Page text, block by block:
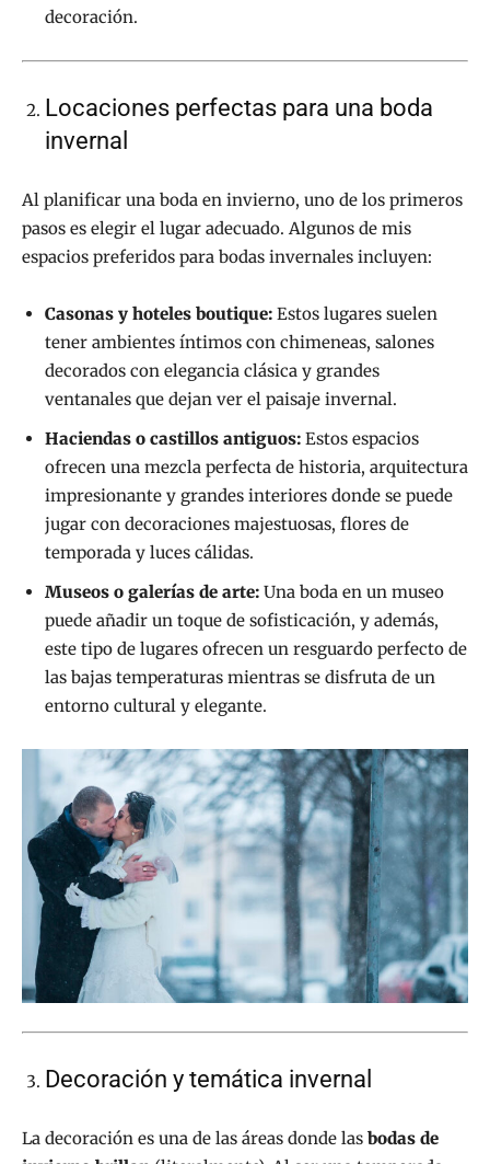
decoración.
Locaciones perfectas para una boda
invernal
Al planificar una boda en invierno, uno de los primeros
pasos es elegir el lugar adecuado. Algunos de mis
espacios preferidos para bodas invernales incluyen:
Casonas y hoteles boutique: Estos lugares suelen
tener ambientes íntimos con chimeneas, salones
decorados con elegancia clásica y grandes
ventanales que dejan ver el paisaje invernal.
Haciendas o castillos antiguos: Estos espacios
ofrecen una mezcla perfecta de historia, arquitectura
impresionante y grandes interiores donde se puede
jugar con decoraciones majestuosas, flores de
temporada y luces cálidas.
Museos o galerías de arte: Una boda en un museo
puede añadir un toque de sofisticación, y además,
este tipo de lugares ofrecen un resguardo perfecto de
las bajas temperaturas mientras se disfruta de un
entorno cultural y elegante.
Decoración y temática invernal
La decoración es una de las áreas donde las bodas de